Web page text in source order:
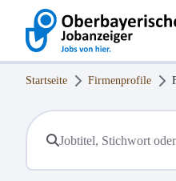
Startseite Firmenprofile